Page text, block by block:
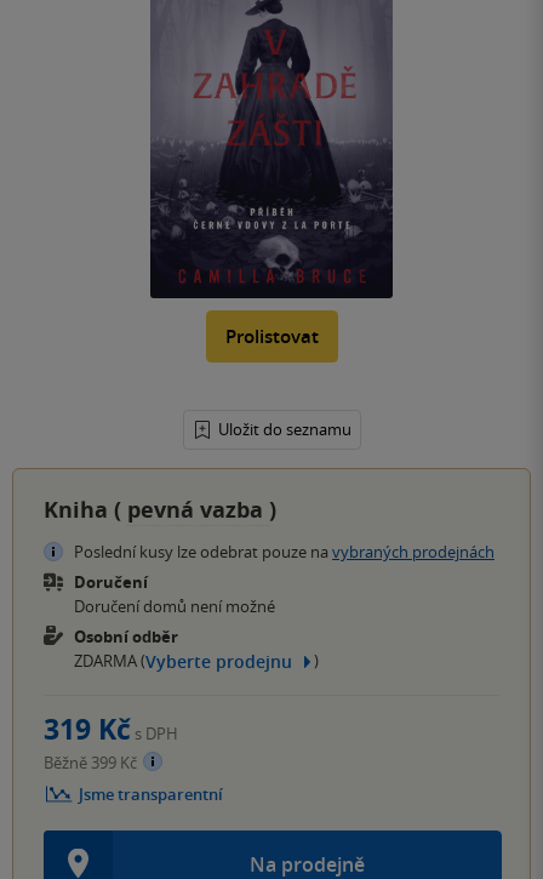
Prolistovat
Uložit do seznamu
Kniha ( pevná vazba )
Poslední kusy lze odebrat pouze na vybraných prodejnách
Doručení
Doručení domů není možné
Osobní odběr
ZDARMA (Vyberte prodejnu )
Na prodejně
319 Kč s DPH
Běžně 399 Kč
Jsme transparentní